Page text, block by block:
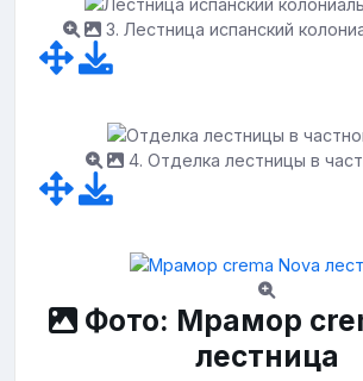
3. Лестница испанский
4. Отделка лестницы в
Фото: Мрамор
лестница